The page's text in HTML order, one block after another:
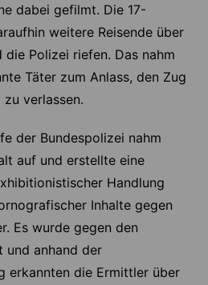
dabei gefilmt. Die 17-
weitere Reisende über
die Polizei riefen. Das nahm
Täter zum Anlass, den Zug
verlassen.
der Bundespolizei nahm
auf und erstellte eine
Handlung
Inhalte gegen
Es wurde gegen den
und anhand der
erkannten die Ermittler über